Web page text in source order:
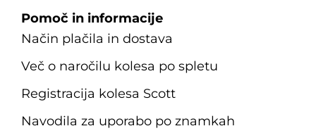
Pomoč in informacije
Način plačila in dostava
Več o naročilu kolesa po spletu
Registracija kolesa Scott
Navodila za uporabo po znamkah